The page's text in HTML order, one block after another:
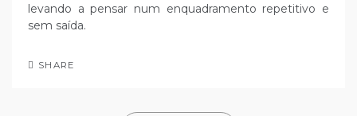
levando a pensar num enquadramento repetitivo e
sem saída.
SHARE